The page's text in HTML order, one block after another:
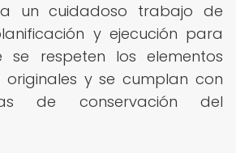
un cuidadoso trabajo de
y ejecución para
se respeten los elementos
originales y se cumplan con
de conservación del